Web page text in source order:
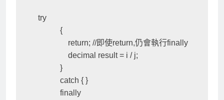
try
            {
                return; //即使return,仍會執行finally
                decimal result = i / j;
            }
            catch { }
            finally